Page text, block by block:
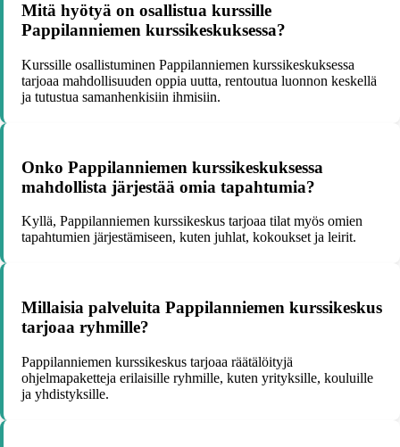
Mitä hyötyä on osallistua kurssille
Pappilanniemen kurssikeskuksessa?
Kurssille osallistuminen Pappilanniemen kurssikeskuksessa
tarjoaa mahdollisuuden oppia uutta, rentoutua luonnon keskellä
ja tutustua samanhenkisiin ihmisiin.
Onko Pappilanniemen kurssikeskuksessa
mahdollista järjestää omia tapahtumia?
Kyllä, Pappilanniemen kurssikeskus tarjoaa tilat myös omien
tapahtumien järjestämiseen, kuten juhlat, kokoukset ja leirit.
Millaisia palveluita Pappilanniemen kurssikeskus
tarjoaa ryhmille?
Pappilanniemen kurssikeskus tarjoaa räätälöityjä
ohjelmapaketteja erilaisille ryhmille, kuten yrityksille, kouluille
ja yhdistyksille.